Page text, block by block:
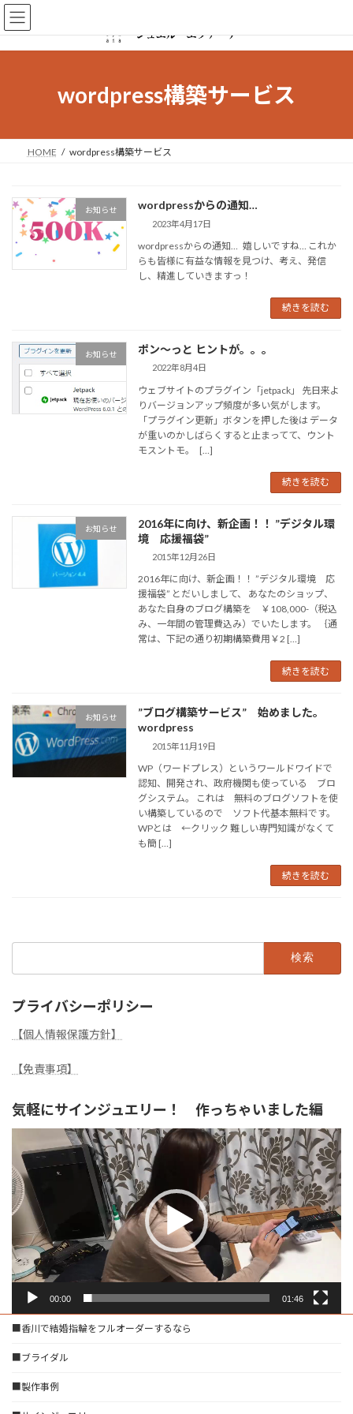
コ
ン
テ
ン
ナ
ビ
ゲ
ー
wordpress構築サービス
HOME wordpress構築サービス
お知らせ wordpressからの通知…
2023年4月17日
wordpressからの通知… 嬉しいですね… これか
らも皆様に有益な情報を見つけ、考え、発信
し、精進していきますっ！
続きを読む
お知らせ ポン～っと ヒントが。。。
2022年8月4日
ウェブサイトのプラグイン「jetpack」 先日来よ
りバージョンアップ頻度が多い気がします。
「プラグイン更新」ボタンを押した後は データ
が重いのかしばらくすると止まってて、ウント
モスントモ。 […]
続きを読む
お知らせ
2016年に向け、新企画！！ ”デジタル環
境 応援福袋”
2015年12月26日
2016年に向け、新企画！！ ”デジタル環境 応
援福袋” とだいしまして、 あなたのショップ、
あなた自身のブログ構築を ￥108,000-（税込
み、一年間の管理費込み）でいたします。 ｛通
常は、下記の通り初期構築費用￥2 […]
続きを読む
お知らせ
”ブログ構築サービス” 始めました。
wordpress
2015年11月19日
WP（ワードプレス）というワールドワイドで
認知、開発され、政府機関も使っている ブロ
グシステム。 これは 無料のブログソフトを使
い構築しているので ソフト代基本無料です。
WPとは ←クリック 難しい専門知識がなくて
も簡 […]
続きを読む
プライバシーポリシー
【個人情報保護方針】
【免責事項】
気軽にサインジュエリー！ 作っちゃいました編
画
プ
レ
ー
ヤ
00:00 01:46
■香川で結婚指輪をフルオーダーするなら
■ブライダル
■製作事例